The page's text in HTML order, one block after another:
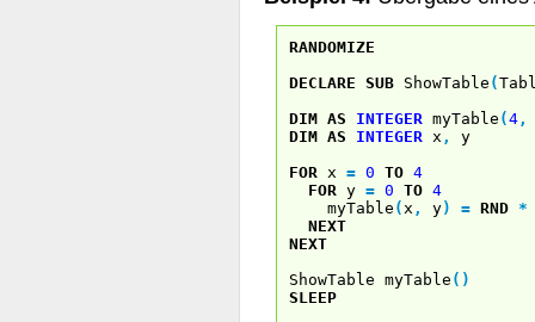
RANDOMIZE
DECLARE SUB ShowTable (
DIM AS INTEGER myTable (4 ,
DIM AS INTEGER x ,
y
FOR x = 0 TO 4
FOR y = 0 TO 4
myTable ( x , y) = RND *
NEXT
NEXT
ShowTable myTable ( )
SLEEP